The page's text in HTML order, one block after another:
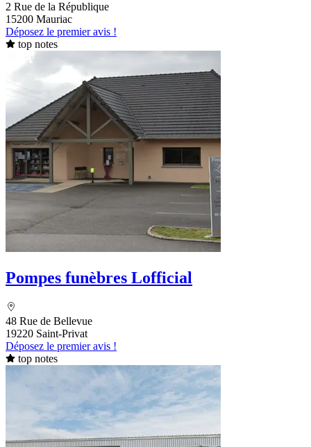
2 Rue de la République
15200 Mauriac
Déposez le premier avis !
top notes
Pompes funèbres Lofficial
48 Rue de Bellevue
19220 Saint-Privat
Déposez le premier avis !
top notes